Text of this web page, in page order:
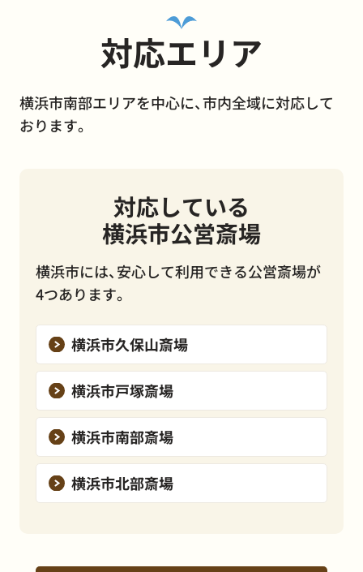
対応エリア
横浜市南部エリアを中心に、市内全域に対応して
おります。
対応している
横浜市公営斎場
横浜市には、安心して利用できる公営斎場が
4つあります。
横浜市久保山斎場
横浜市戸塚斎場
横浜市南部斎場
横浜市北部斎場